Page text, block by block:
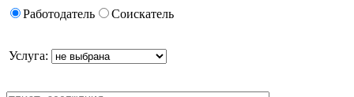
Работодатель Соискатель
Услуга: